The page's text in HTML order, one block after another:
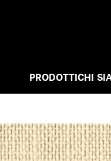
PRODOTTICHI